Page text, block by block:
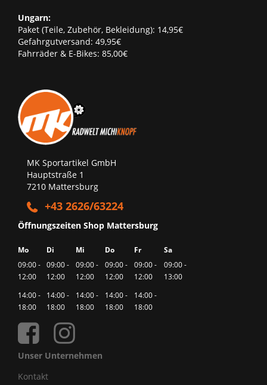
Ungarn:
Paket (Teile, Zubehör, Bekleidung): 14,95€
Gefahrgutversand: 49,95€
Fahrräder & E-Bikes: 85,00€
MK Sportartikel GmbH
Hauptstraße 1
7210 Mattersburg
+43 2626/63224
Öffnungszeiten Shop Mattersburg
Mo Di Mi Do Fr
Sa
09:00 -
12:00
09:00 -
12:00
09:00 -
12:00
09:00 -
12:00
09:00 -
12:00
09:00 -
13:00
14:00 -
18:00
14:00 -
18:00
14:00 -
18:00
14:00 -
18:00
14:00 -
18:00
Unser Unternehmen
Kontakt